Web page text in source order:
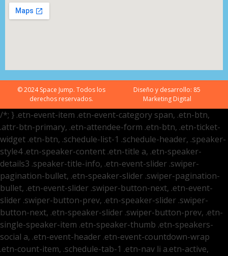
© 2024 Space Jump. Todos los
derechos reservados.
Diseño y desarrollo: 85
Marketing Digital
/*; } .etn-event-item .etn-event-category span, .etn-btn,
.attr-btn-primary, .etn-attendee-form .etn-btn, .etn-ticket-
widget .etn-btn, .schedule-list-1 .schedule-header, .speaker-
style4 .etn-speaker-content .etn-title a, .etn-speaker-
details3 .speaker-title-info, .etn-event-slider .swiper-
pagination-bullet, .etn-speaker-slider .swiper-pagination-
bullet, .etn-event-slider .swiper-button-next, .etn-event-
slider .swiper-button-prev, .etn-speaker-slider .swiper-
button-next, .etn-speaker-slider .swiper-button-prev, .etn-
single-speaker-item .etn-speaker-thumb .etn-speakers-
social a, .etn-event-header .etn-event-countdown-wrap
.etn-count-item, .schedule-tab-1 .etn-nav li a.etn-active,